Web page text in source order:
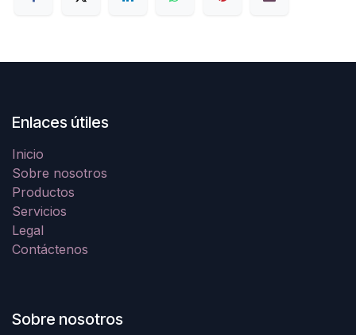
Enlaces útiles
Inicio
Sobre nosotros
Productos
Servicios
Legal
Contáctenos
Sobre nosotros